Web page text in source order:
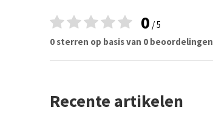
0 / 5
0 sterren op basis van 0 beoordelingen
Recente artikelen